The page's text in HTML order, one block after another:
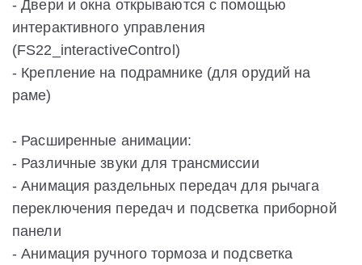
- Двери и окна открываются с помощью
интерактивного управления
(FS22_interactiveControl)
- Крепление на подрамнике (для орудий на
раме)
- Расширенные анимации:
- Различные звуки для трансмиссии
- Анимация раздельных передач для рычага
переключения передач и подсветка приборной
панели
- Анимация ручного тормоза и подсветка